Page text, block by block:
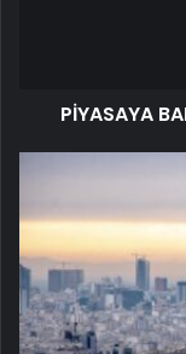
PİYASAYA